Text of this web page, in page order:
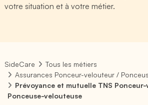
votre situation et à votre métier.
SideCare
Tous les métiers
Assurances Ponceur-velouteur /
Prévoyance et mutuelle TNS
Ponceuse-velouteuse